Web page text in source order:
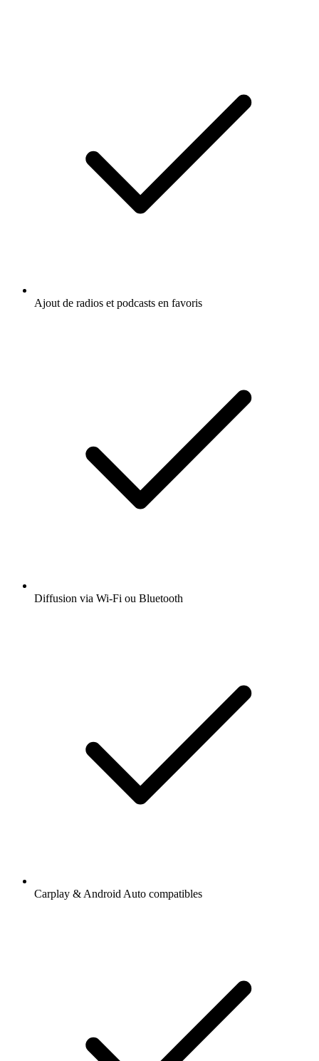
Ajout de radios et podcasts en favoris
Diffusion via Wi-Fi ou Bluetooth
Carplay & Android Auto compatibles